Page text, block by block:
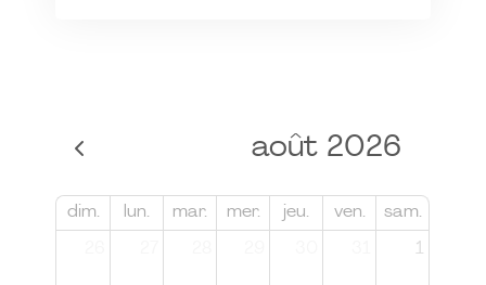
août 2026
dim. lun. mar. mer. jeu. ven. sam.
1